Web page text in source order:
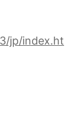
jp/index.ht